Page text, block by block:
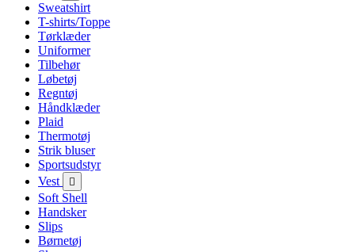
Sweatshirt
T-shirts/Toppe
Tørklæder
Uniformer
Tilbehør
Løbetøj
Regntøj
Håndklæder
Plaid
Thermotøj
Strik bluser
Sportsudstyr
Vest

Soft Shell
Handsker
Slips
Børnetøj